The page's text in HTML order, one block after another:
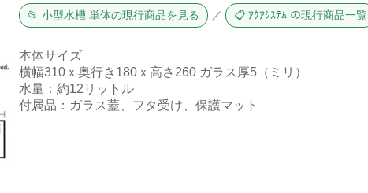
📂 小型水槽 単体の現行商品を見る ／ 📋 ｱｸｱｼｽﾃﾑ の現行商品一覧
本体サイズ
横幅310ｘ奥行き180ｘ高さ260 ガラス厚5（ミリ）
水量：約12リットル
付属品：ガラス蓋、フタ受け、保護マット